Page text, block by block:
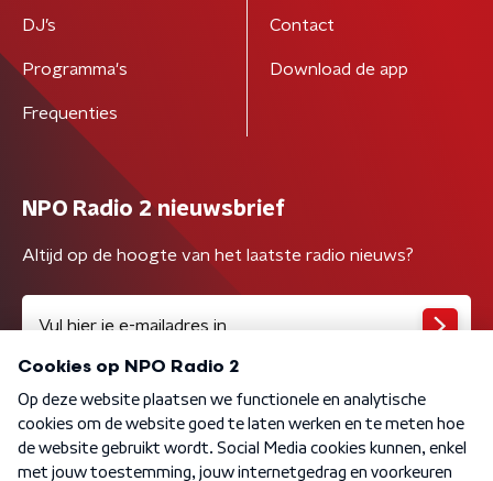
DJ’s
Programma's
Frequenties
Contact
Download de app
NPO Radio 2 nieuwsbrief
Altijd op de hoogte van het laatste radio nieuws?
Algemene voorwaarden